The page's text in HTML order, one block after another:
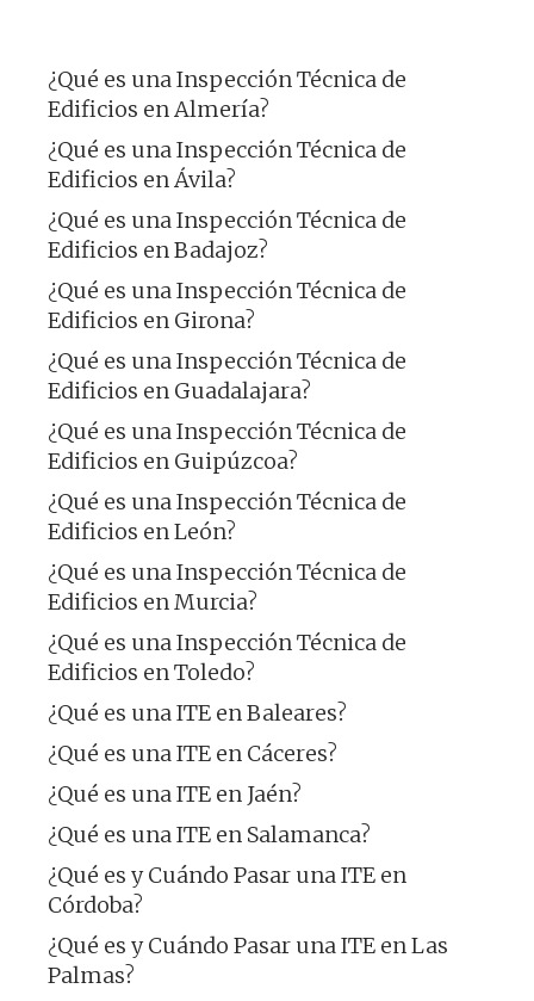
¿Qué es una Inspección Técnica de
Edificios en Almería?
¿Qué es una Inspección Técnica de
Edificios en Ávila?
¿Qué es una Inspección Técnica de
Edificios en Badajoz?
¿Qué es una Inspección Técnica de
Edificios en Girona?
¿Qué es una Inspección Técnica de
Edificios en Guadalajara?
¿Qué es una Inspección Técnica de
Edificios en Guipúzcoa?
¿Qué es una Inspección Técnica de
Edificios en León?
¿Qué es una Inspección Técnica de
Edificios en Murcia?
¿Qué es una Inspección Técnica de
Edificios en Toledo?
¿Qué es una ITE en Baleares?
¿Qué es una ITE en Cáceres?
¿Qué es una ITE en Jaén?
¿Qué es una ITE en Salamanca?
¿Qué es y Cuándo Pasar una ITE en
Córdoba?
¿Qué es y Cuándo Pasar una ITE en Las
Palmas?